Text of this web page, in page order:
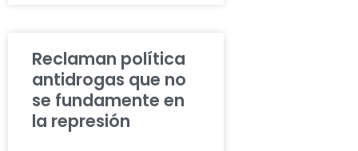
Reclaman política
antidrogas que no
se fundamente en
la represión